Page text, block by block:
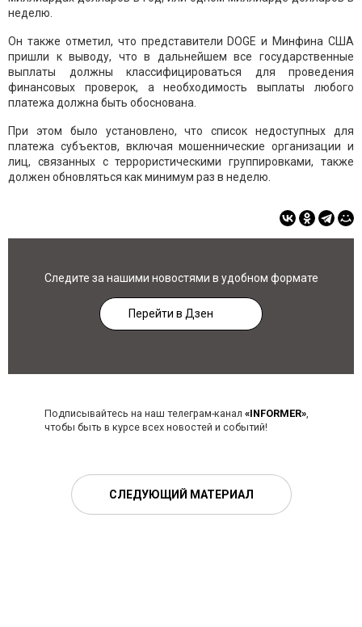
неделю.
Он также отметил, что представители DOGE и Минфина США
пришли к выводу, что в дальнейшем все государственные
выплаты должны классифицироваться для проведения
финансовых проверок, а необходимость выплаты любого
платежа должна быть обоснована.
При этом было установлено, что список недоступных для
платежа субъектов, включая мошеннические организации и
лиц, связанных с террористическими группировками, также
должен обновляться как минимум раз в неделю.
Следите за нашими новостями в удобном формате
Перейти в Дзен
Подписывайтесь на наш телеграм-канал «INFORMER»,
чтобы быть в курсе всех новостей и событий!
СЛЕДУЮЩИЙ МАТЕРИАЛ